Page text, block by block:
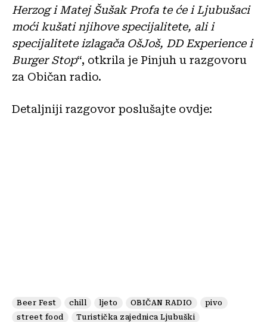
Herzog i Matej Šušak Profa te će i Ljubušaci
moći kušati njihove specijalitete, ali i
specijalitete izlagača OšJoš, DD Experience i
Burger Stop“, otkrila je Pinjuh u razgovoru
za Običan radio.
Detaljniji razgovor poslušajte ovdje:
Beer Fest chill ljeto OBIČAN RADIO
pivo
street food
Turistička zajednica Ljubuški